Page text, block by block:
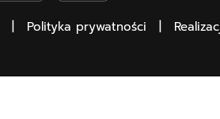
Polityka prywatności